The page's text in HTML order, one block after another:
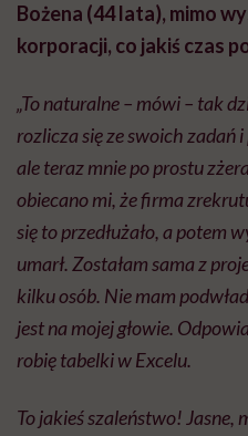
Bożena (44 lata), mimo
korporacji, co jakiś czas
„To naturalne – mówi – tak
rozlicza się ze swoich zadań
ale teraz mnie po prostu
obiecano mi, że firma
się to przedłużało, a potem
umarł. Zostałam sama z
kilku osób. Nie mam
jest na mojej głowie.
robię tabelki w Excelu.
To jakieś szaleństwo! Jasne,